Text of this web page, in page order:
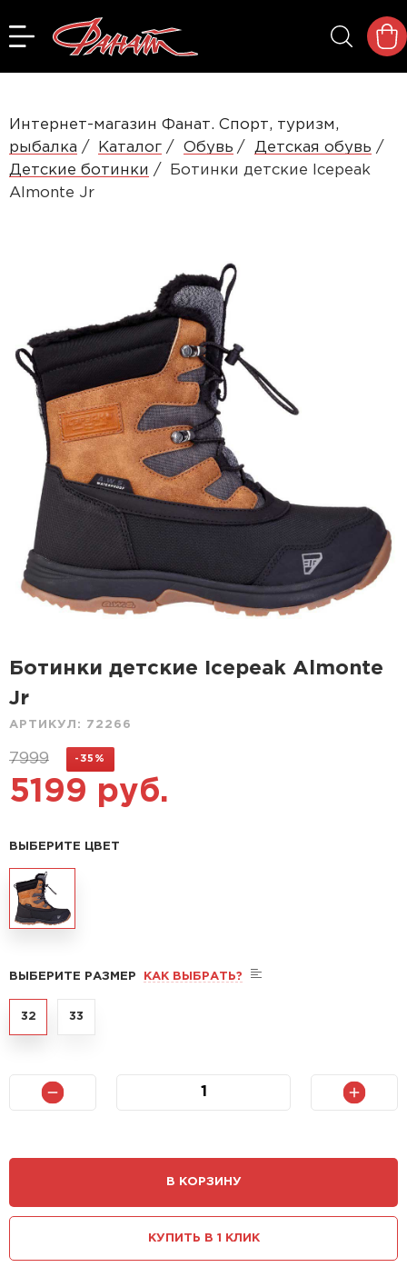
Интернет-магазин Фанат. Спорт, туризм,
рыбалка
Каталог Обувь
Детская обувь
Детские ботинки
Ботинки детские Icepeak
Almonte Jr
Ботинки детские Icepeak Almonte
Jr
АРТИКУЛ: 72266
5199 руб.
7999 -35%
ВЫБЕРИТЕ ЦВЕТ
ВЫБЕРИТЕ РАЗМЕР КАК ВЫБРАТЬ?
32 33
В КОРЗИНУ
КУПИТЬ В 1 КЛИК